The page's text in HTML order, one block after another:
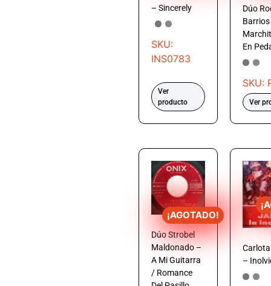
– Sincerely
SKU:
INS0783
Ver
producto
Dúo
En
SKU:
Ver
¡AGOTADO!
Dúo Strobel
Maldonado –
A Mi Guitarra
/ Romance
–